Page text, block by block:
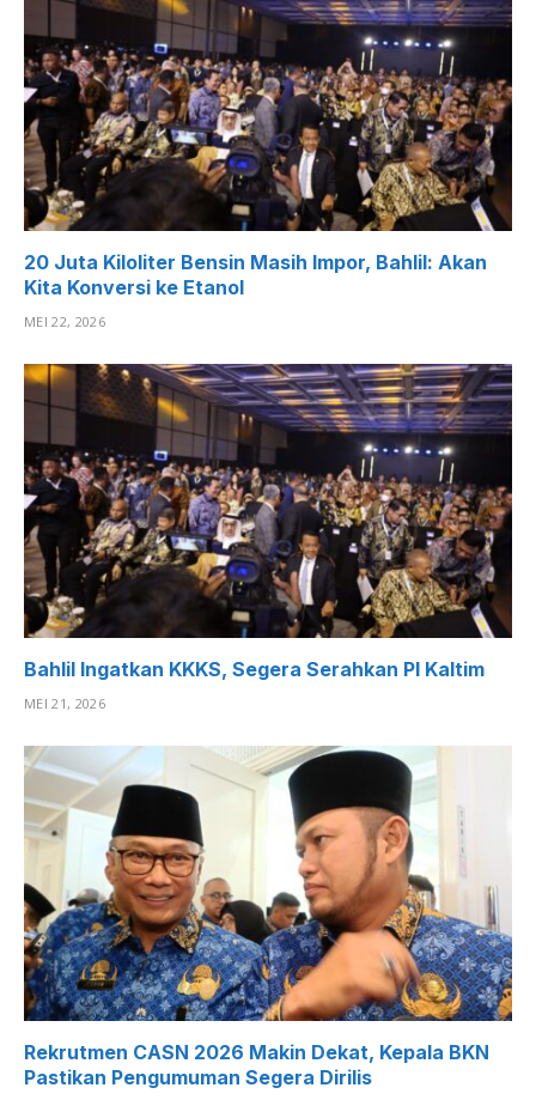
20 Juta Kiloliter Bensin Masih Impor, Bahlil: Akan
Kita Konversi ke Etanol
MEI 22, 2026
Bahlil Ingatkan KKKS, Segera Serahkan PI Kaltim
MEI 21, 2026
Rekrutmen CASN 2026 Makin Dekat, Kepala BKN
Pastikan Pengumuman Segera Dirilis